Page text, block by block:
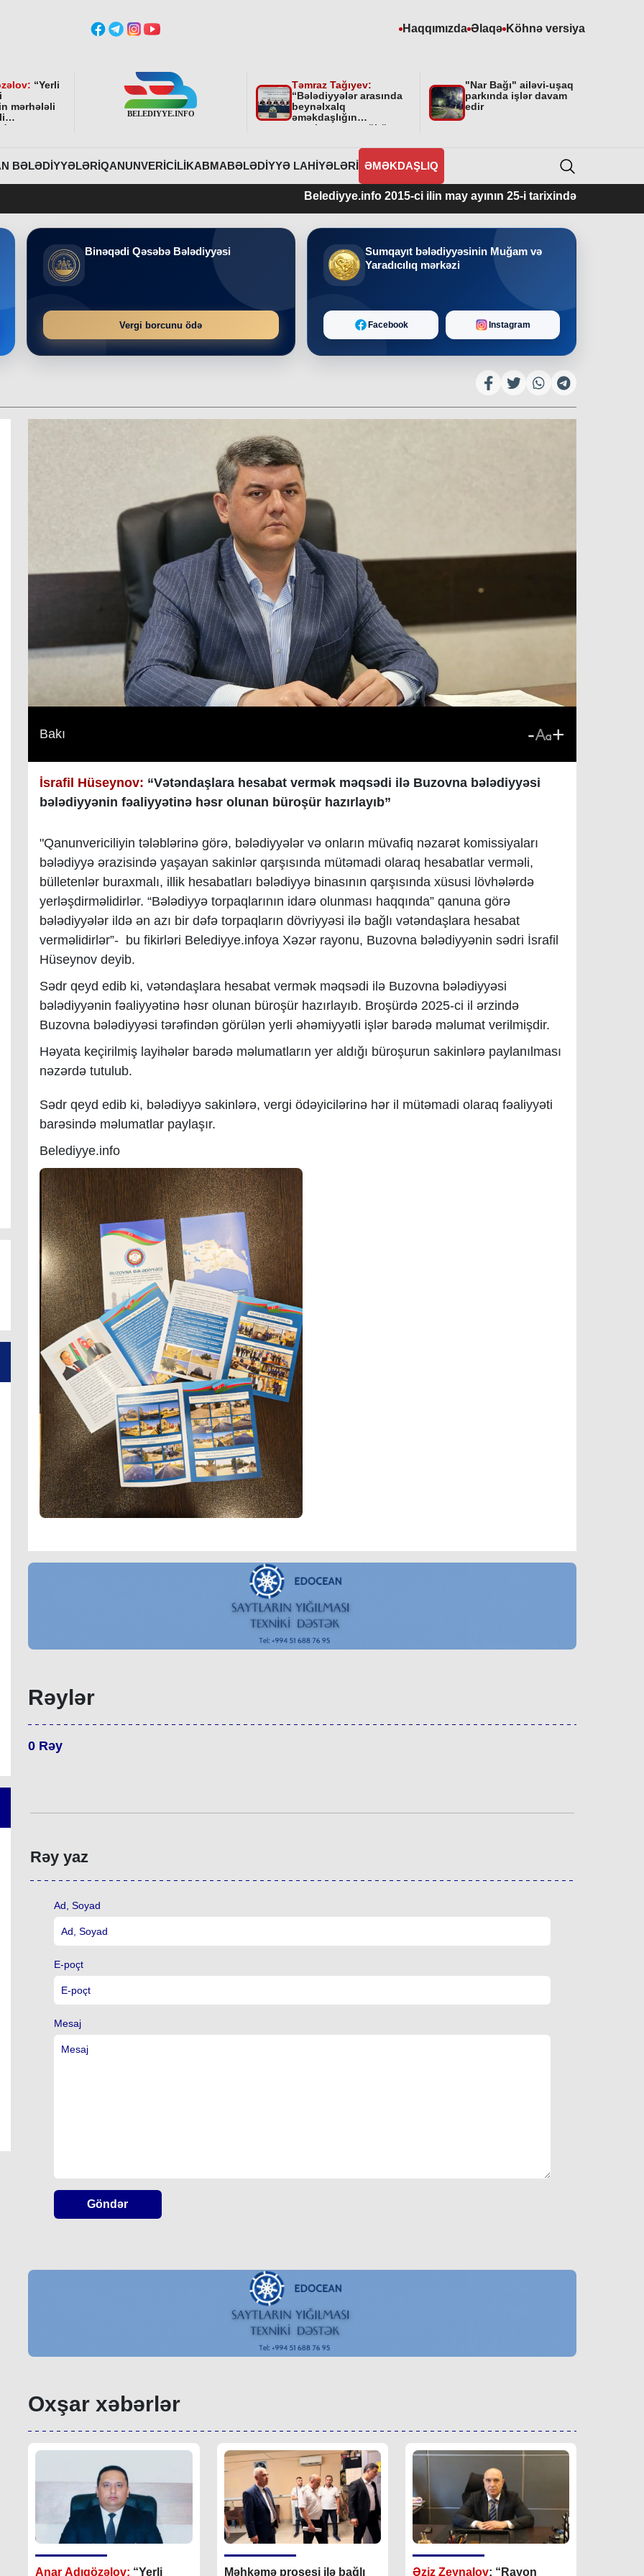
Haqqımızda Əlaqə Köhnə versiya
“Yerli
mərhələli
”
Təmraz Tağıyev:
“Bələdiyyələr arasında
beynəlxalq
əməkdaşlığın
qurulmasının mühüm
"Nar Bağı" ailəvi-uşaq
parkında işlər davam
edir
BƏLƏDIYYƏLƏRIQANUNVERICILIKABMABƏLƏDIYYƏ LAHIYƏLƏRI ƏMƏKDAŞLIQ
Belediyye.info 2015-ci ilin may ayının 25-i tarixindən fəaliyyətdədir.
Binəqədi Qəsəbə Bələdiyyəsi
Vergi borcunu ödə
Sumqayıt bələdiyyəsinin Muğam və
Yaradıcılıq mərkəzi
Facebook Instagram
Bakı - +
İsrafil Hüseynov: “Vətəndaşlara hesabat vermək məqsədi ilə Buzovna bələdiyyəsi
bələdiyyənin fəaliyyətinə həsr olunan büroşür hazırlayıb”
"Qanunvericiliyin tələblərinə görə, bələdiyyələr və onların müvafiq nəzarət komissiyaları
bələdiyyə ərazisində yaşayan sakinlər qarşısında mütəmadi olaraq hesabatlar verməli,
bülletenlər buraxmalı, illik hesabatları bələdiyyə binasının qarşısında xüsusi lövhələrdə
yerləşdirməlidirlər. “Bələdiyyə torpaqlarının idarə olunması haqqında” qanuna görə
bələdiyyələr ildə ən azı bir dəfə torpaqların dövriyyəsi ilə bağlı vətəndaşlara hesabat
verməlidirlər”- bu fikirləri Belediyye.infoya Xəzər rayonu, Buzovna bələdiyyənin sədri İsrafil
Hüseynov deyib.
Sədr qeyd edib ki, vətəndaşlara hesabat vermək məqsədi ilə Buzovna bələdiyyəsi
bələdiyyənin fəaliyyətinə həsr olunan büroşür hazırlayıb. Broşürdə 2025-ci il ərzində
Buzovna bələdiyyəsi tərəfindən görülən yerli əhəmiyyətli işlər barədə məlumat verilmişdir.
Həyata keçirilmiş layihələr barədə məlumatların yer aldığı büroşurun sakinlərə paylanılması
nəzərdə tutulub.
Sədr qeyd edib ki, bələdiyyə sakinlərə, vergi ödəyicilərinə hər il mütəmadi olaraq fəaliyyəti
barəsində məlumatlar paylaşır.
Belediyye.info
Rəylər
0 Rəy
Rəy yaz
Ad, Soyad
E-poçt
Mesaj
Göndər
Oxşar xəbərlər
Anar Adıgözəlov: “Yerli Məhkəmə prosesi ilə bağlı Əziz Zeynalov: “Rayon